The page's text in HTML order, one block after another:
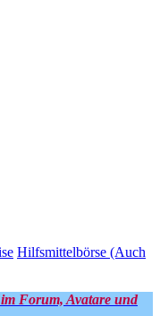
Hilfsmittelbörse (Auch
Forum, Avatare und